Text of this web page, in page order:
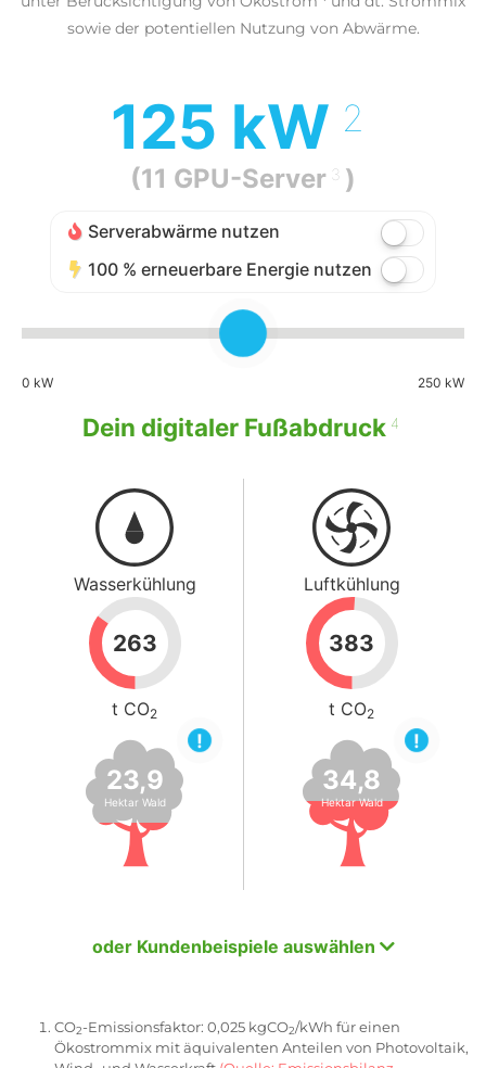
sowie der potentiellen Nutzung von Abwärme.
125 kW 2
(11 GPU-Server 3 )
Serverabwärme nutzen
100 % erneuerbare Energie nutzen
0 kW 250 kW
Dein digitaler Fußabdruck 4
Wasserkühlung
263
t CO2
23,9
Hektar Wald
!
Luftkühlung
383
t CO2
34,8
Hektar Wald
!
oder Kundenbeispiele auswählen
CO2-Emissionsfaktor: 0,025 kgCO2/kWh für einen
Ökostrommix mit äquivalenten Anteilen von Photovoltaik,